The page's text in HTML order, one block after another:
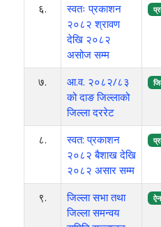
६.
स्वतः प्रकाशन
२०८२ श्रावण
देखि २०८२
असोज सम्म
७.
आ.व. २०८२/८३
को दाङ जिल्लाको
जिल्ला दररेट
८.
स्वत: प्रकाशन
२०८२ बैशाख देखि
२०८२ असार सम्म
९.
जिल्ला सभा तथा
जिल्ला समन्वय
ऐन